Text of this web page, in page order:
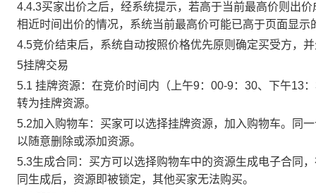
4.4.3买家出价之后，经系统提示，若高于当前最高价则出
相近时间出价的情况，系统当前最高价可能已高于页面显示
4.5竞价结束后，系统自动按照价格优先原则确定买受方，
5挂牌交易
5.1 挂牌资源：在竞价时间内（上午9：00-9：30、下午13
转为挂牌资源。
5.2加入购物车：买家可以选择挂牌资源，加入购物车。同
以随意删除或添加资源。
5.3生成合同：买方可以选择购物车中的资源生成电子合同
同生成后，资源即被锁定，其他买家无法购买。